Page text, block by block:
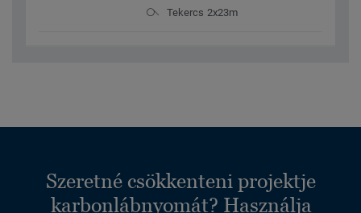
Tekercs 2x23m
Szeretné csökkenteni projektje
karbonlábnyomát? Használja